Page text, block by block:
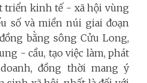
triển kinh tế - xã hội vùng
số và miền núi giai đoạn
bằng sông Cửu Long,
- cầu, tạo việc làm, phát
đồng thời mang ý